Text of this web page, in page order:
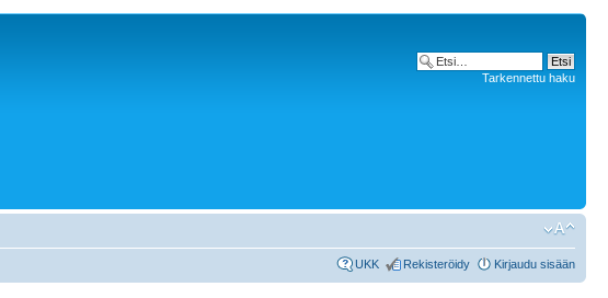
Tarkennettu haku
UKK Rekisteröidy Kirjaudu sisään